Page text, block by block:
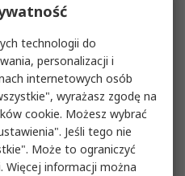
technologii do
personalizacji i
internetowych osób
wyrażasz zgodę na
cookie. Możesz wybrać
Jeśli tego nie
Może to ograniczyć
Więcej informacji można